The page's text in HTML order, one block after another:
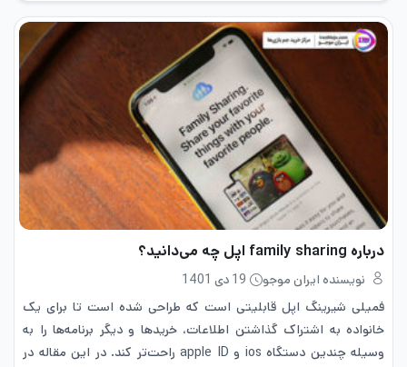
درباره family sharing اپل چه می‌دانید؟
نویسنده ایران موجو
19 دی 1401
فمیلی شیرینگ اپل قابلیتی است که طراحی شده است تا برای یک
خانواده به اشتراک گذاشتن اطلاعات، خریدها و دیگر برنامه‌ها را به
وسیله چندین دستگاه ios و apple ID راحت‌تر کند. در این مقاله در